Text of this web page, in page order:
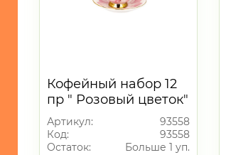
Кофейный набор 12
пр " Розовый цветок"
90 мл
Артикул:
93558
Код:
93558
Остаток:
Больше 1 уп.